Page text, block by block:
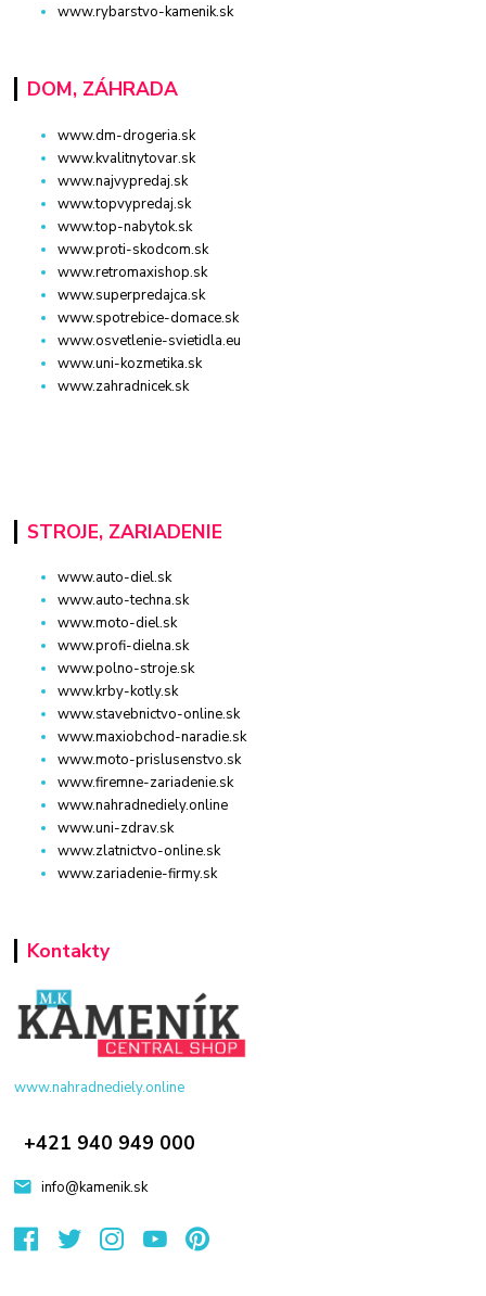
www.rybarstvo-kamenik.sk
DOM, ZÁHRADA
www.dm-drogeria.sk
www.kvalitnytovar.sk
www.najvypredaj.sk
www.topvypredaj.sk
www.top-nabytok.sk
www.proti-skodcom.sk
www.retromaxishop.sk
www.superpredajca.sk
www.spotrebice-domace.sk
www.osvetlenie-svietidla.eu
www.uni-kozmetika.sk
www.zahradnicek.sk
STROJE, ZARIADENIE
www.auto-diel.sk
www.auto-techna.sk
www.moto-diel.sk
www.profi-dielna.sk
www.polno-stroje.sk
www.krby-kotly.sk
www.stavebnictvo-online.sk
www.maxiobchod-naradie.sk
www.moto-prislusenstvo.sk
www.firemne-zariadenie.sk
www.nahradnediely.online
www.uni-zdrav.sk
www.zlatnictvo-online.sk
www.zariadenie-firmy.sk
Kontakty
www.nahradnediely.online
+421 940 949 000
info@kamenik.sk